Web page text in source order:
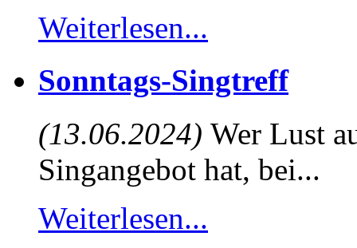
Weiterlesen...
Sonntags-Singtreff
(13.06.2024) Wer Lust
Singangebot hat, bei...
Weiterlesen...